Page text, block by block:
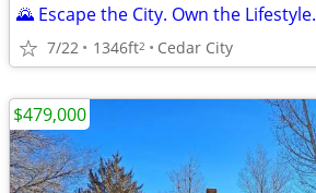
🌄 Escape the City. Own the Lifestyle.
7/22 1346ft2 Cedar City
$479,000